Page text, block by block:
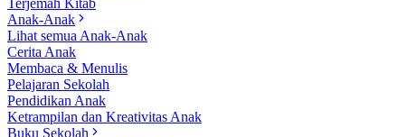
Terjemah Kitab
Anak-Anak
Lihat semua Anak-Anak
Cerita Anak
Membaca & Menulis
Pelajaran Sekolah
Pendidikan Anak
Ketrampilan dan Kreativitas Anak
Buku Sekolah